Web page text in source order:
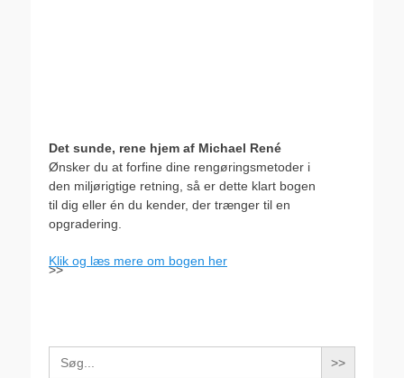
Det sunde, rene hjem af Michael René
Ønsker du at forfine dine rengøringsmetoder i
den miljørigtige retning, så er dette klart bogen
til dig eller én du kender, der trænger til en
opgradering.
Klik og læs mere om bogen her
>>
Search
for: